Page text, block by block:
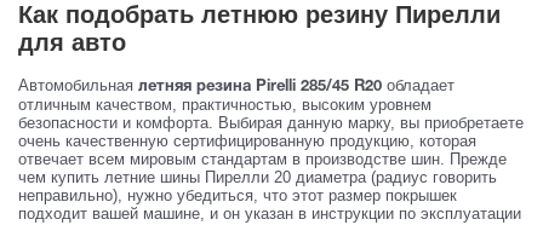
Как подобрать летнюю резину Пирелли
для авто
Автомобильная летняя резина Pirelli 285/45 R20 обладает
отличным качеством, практичностью, высоким уровнем
безопасности и комфорта. Выбирая данную марку, вы приобретаете
очень качественную сертифицированную продукцию, которая
отвечает всем мировым стандартам в производстве шин. Прежде
чем купить летние шины Пирелли 20 диаметра (радиус говорить
неправильно), нужно убедиться, что этот размер покрышек
подходит вашей машине, и он указан в инструкции по эксплуатации